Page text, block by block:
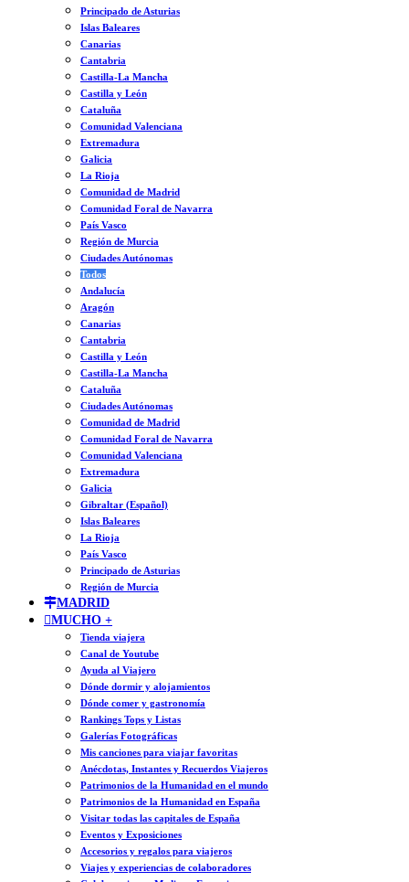
Principado de Asturias
Islas Baleares
Canarias
Cantabria
Castilla-La Mancha
Castilla y León
Cataluña
Comunidad Valenciana
Extremadura
Galicia
La Rioja
Comunidad de Madrid
Comunidad Foral de Navarra
País Vasco
Región de Murcia
Ciudades Autónomas
Todos
Andalucía
Aragón
Canarias
Cantabria
Castilla y León
Castilla-La Mancha
Cataluña
Ciudades Autónomas
Comunidad de Madrid
Comunidad Foral de Navarra
Comunidad Valenciana
Extremadura
Galicia
Gibraltar (Español)
Islas Baleares
La Rioja
País Vasco
Principado de Asturias
Región de Murcia
MADRID
MUCHO +
Tienda viajera
Canal de Youtube
Ayuda al Viajero
Dónde dormir y alojamientos
Dónde comer y gastronomía
Rankings Tops y Listas
Galerías Fotográficas
Mis canciones para viajar favoritas
Anécdotas, Instantes y Recuerdos Viajeros
Patrimonios de la Humanidad en el mundo
Patrimonios de la Humanidad en España
Visitar todas las capitales de España
Eventos y Exposiciones
Accesorios y regalos para viajeros
Viajes y experiencias de colaboradores